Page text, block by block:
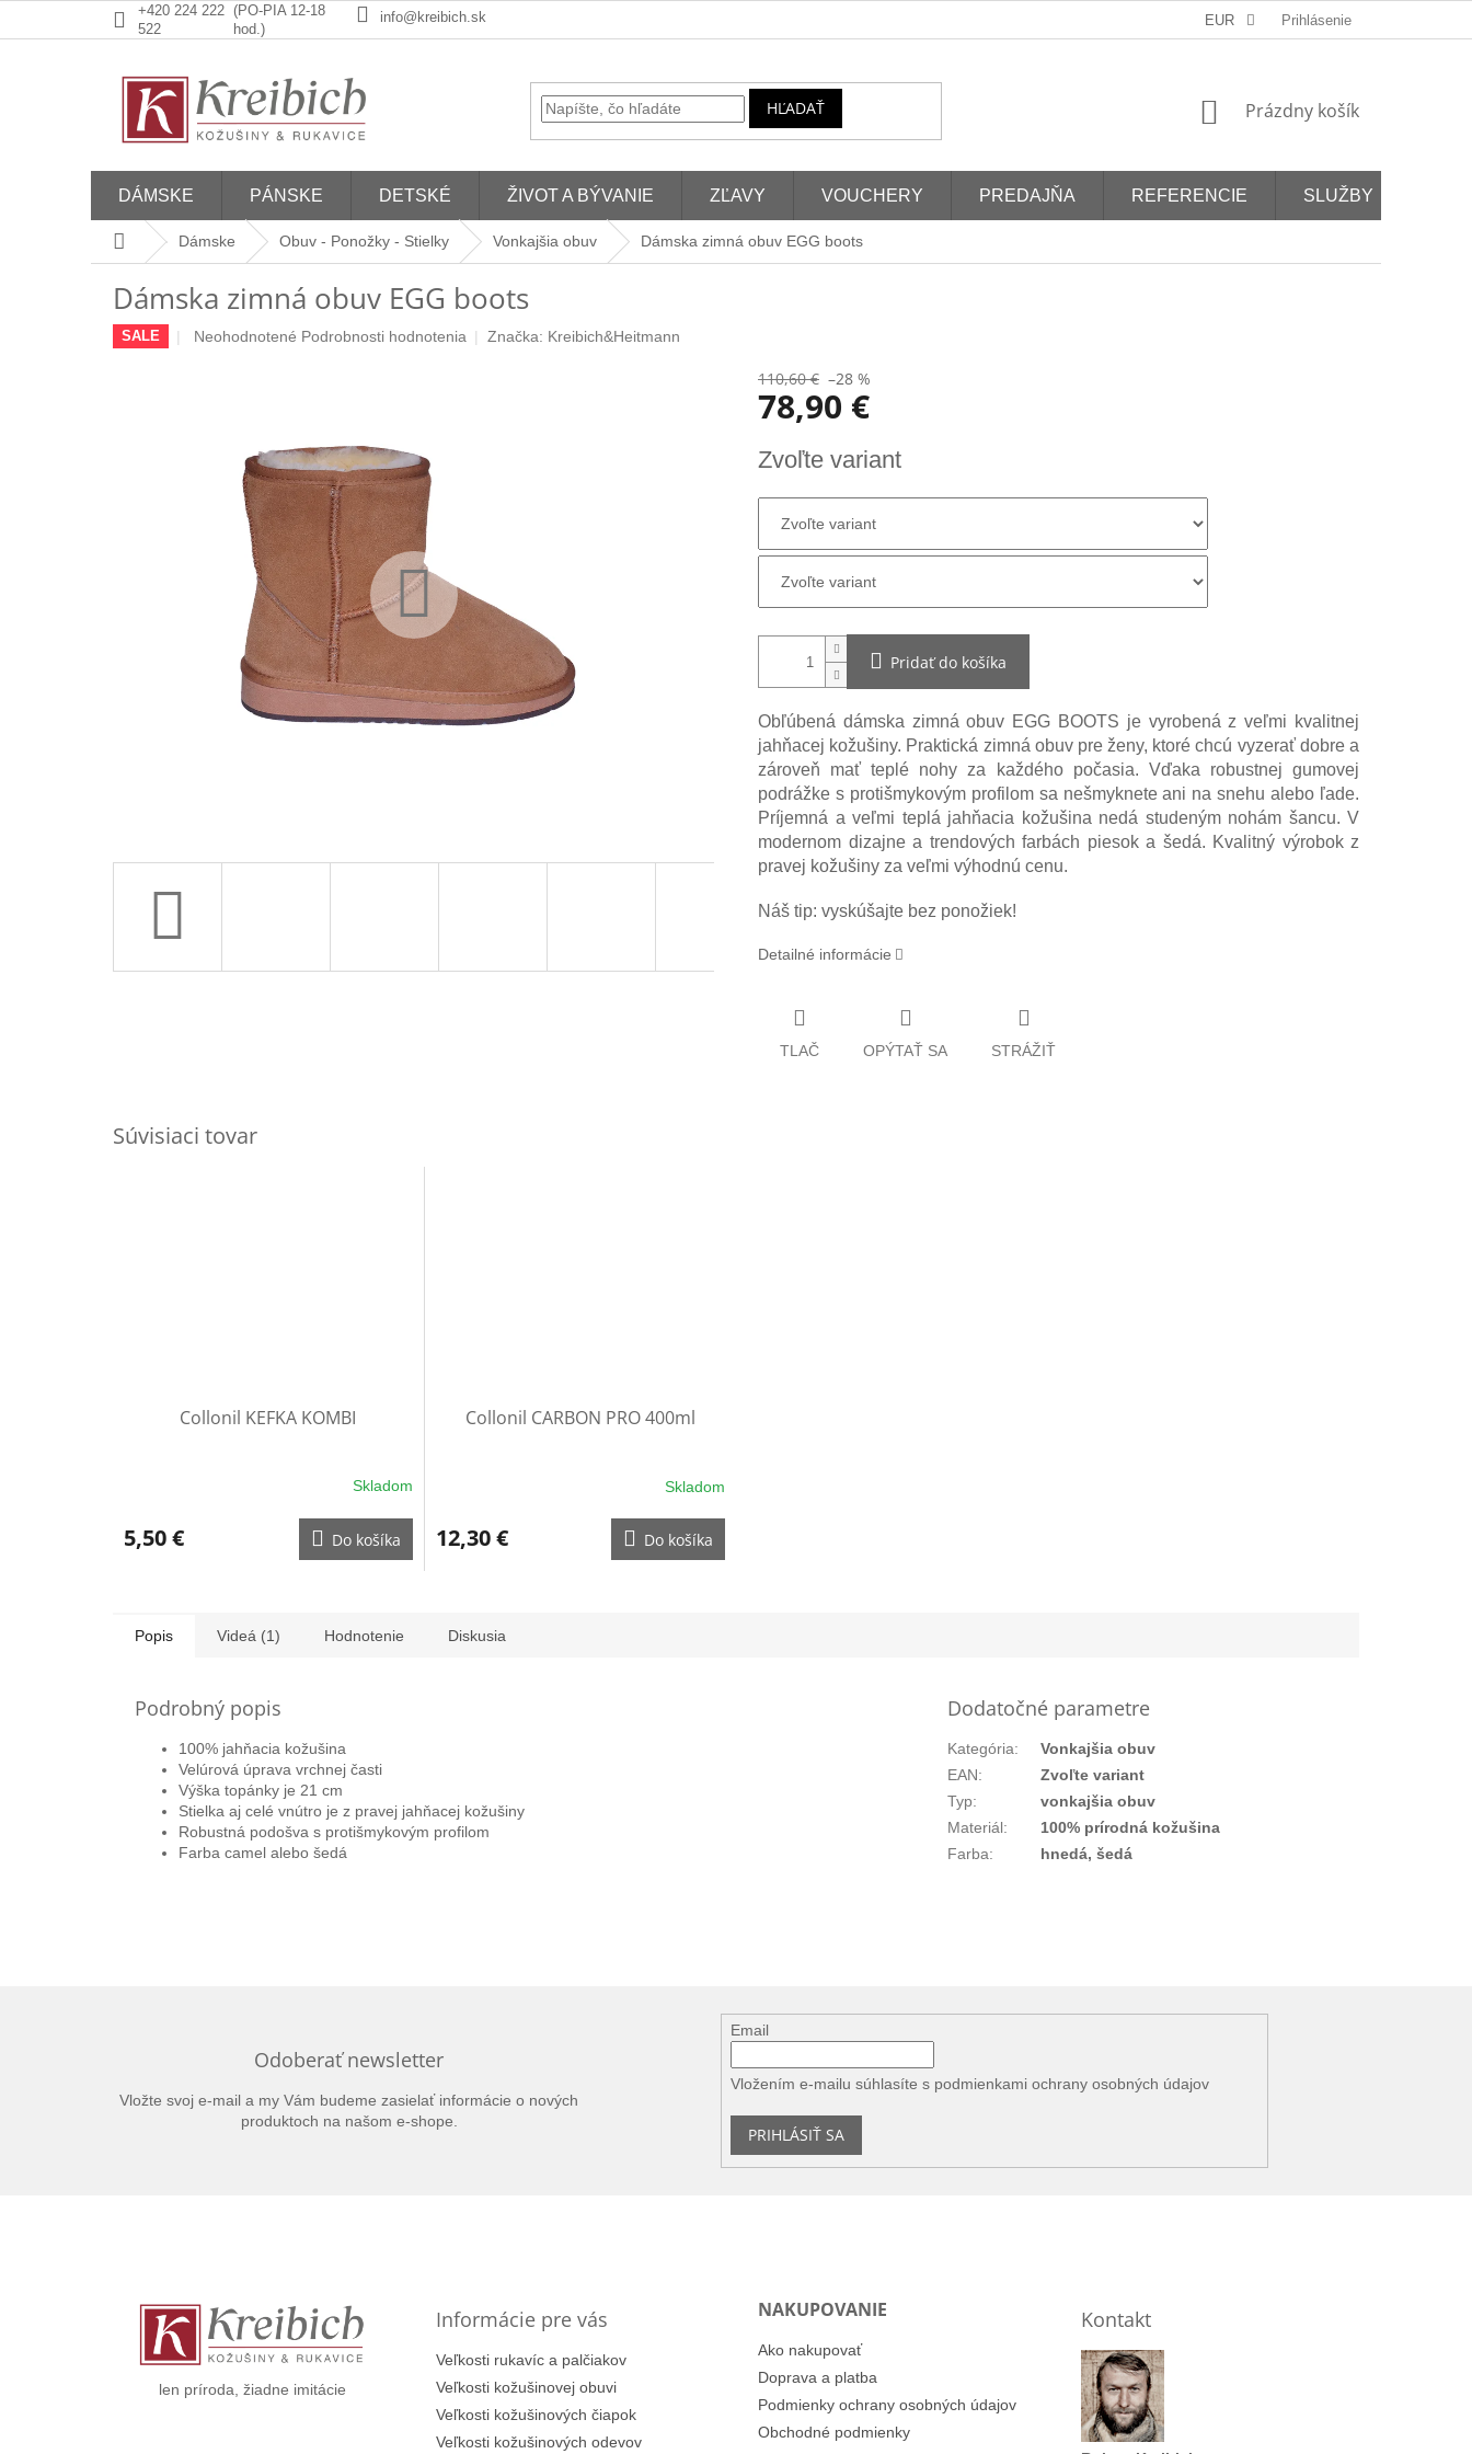
+420 224 222
522
(PO-PIA 12-18
hod.)
info@kreibich.sk EUR Prihlásenie
HĽADAŤ
NÁKUPNÝ
Prázdny košík
DÁMSKE PÁNSKE DETSKÉ ŽIVOT A BÝVANIE ZĽAVY VOUCHERY PREDAJŇA REFERENCIE SLUŽBY
DomovDámske Obuv - Ponožky - Stielky Vonkajšia obuv Dámska zimná obuv EGG boots
Dámska zimná obuv EGG boots
SALE
Priemerné
hviezdičiek.
Neohodnotené Podrobnosti hodnotenia Značka: Kreibich&Heitmann
110,60 € –28 %
78,90 €
cena:
Zvoľte variant
Pridať do košíka
Obľúbená dámska zimná obuv EGG BOOTS je vyrobená z veľmi kvalitnej
jahňacej kožušiny. Praktická zimná obuv pre ženy, ktoré chcú vyzerať dobre a
zároveň mať teplé nohy za každého počasia. Vďaka robustnej gumovej
podrážke s protišmykovým profilom sa nešmyknete ani na snehu alebo ľade.
Príjemná a veľmi teplá jahňacia kožušina nedá studeným nohám šancu. V
modernom dizajne a trendových farbách piesok a šedá. Kvalitný výrobok z
pravej kožušiny za veľmi výhodnú cenu.
Náš tip: vyskúšajte bez ponožiek!
Detailné informácie
TLAČ OPÝTAŤ SA STRÁŽIŤ
Súvisiaci tovar
Collonil KEFKA KOMBI
Skladom
5,50 € Do košíka
Collonil CARBON PRO 400ml
Skladom
12,30 € Do košíka
Popis Videá (1) Hodnotenie Diskusia
Podrobný popis
100% jahňacia kožušina
Velúrová úprava vrchnej časti
Výška topánky je 21 cm
Stielka aj celé vnútro je z pravej jahňacej kožušiny
Robustná podošva s protišmykovým profilom
Farba camel alebo šedá
Dodatočné parametre
Kategória:
Vonkajšia obuv
EAN:
Zvoľte variant
Typ:
vonkajšia obuv
Materiál:
100% prírodná kožušina
Farba: hnedá, šedá
Odoberať newsletter
Vložte svoj e-mail a my Vám budeme zasielať informácie o nových
produktoch na našom e-shope.
Email
Vložením e-mailu súhlasíte s podmienkami ochrany osobných údajov
PRIHLÁSIŤ SA
len príroda, žiadne imitácie
Informácie pre vás
Veľkosti rukavíc a palčiakov
Veľkosti kožušinovej obuvi
Veľkosti kožušinových čiapok
Veľkosti kožušinových odevov
NAKUPOVANIE
Ako nakupovať
Doprava a platba
Podmienky ochrany osobných údajov
Obchodné podmienky
Kontakt